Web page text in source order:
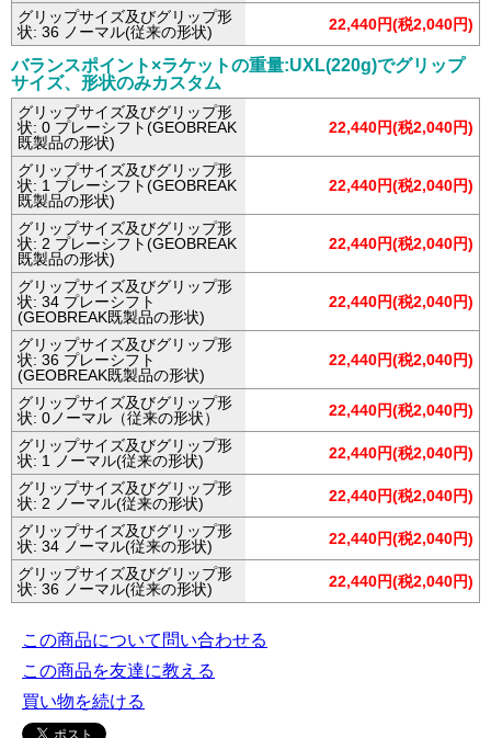
グリップサイズ及びグリップ形
状: 36 ノーマル(従来の形状)
22,440円(税2,040円)
バランスポイント×ラケットの重量:UXL(220g)でグリップ
サイズ、形状のみカスタム
グリップサイズ及びグリップ形
状: 0 プレーシフト(GEOBREAK
既製品の形状)
22,440円(税2,040円)
グリップサイズ及びグリップ形
状: 1 プレーシフト(GEOBREAK
既製品の形状)
22,440円(税2,040円)
グリップサイズ及びグリップ形
状: 2 プレーシフト(GEOBREAK
既製品の形状)
22,440円(税2,040円)
グリップサイズ及びグリップ形
状: 34 プレーシフト
(GEOBREAK既製品の形状)
22,440円(税2,040円)
グリップサイズ及びグリップ形
状: 36 プレーシフト
(GEOBREAK既製品の形状)
22,440円(税2,040円)
グリップサイズ及びグリップ形
状: 0ノーマル（従来の形状）
22,440円(税2,040円)
グリップサイズ及びグリップ形
状: 1 ノーマル(従来の形状)
22,440円(税2,040円)
グリップサイズ及びグリップ形
状: 2 ノーマル(従来の形状)
22,440円(税2,040円)
グリップサイズ及びグリップ形
状: 34 ノーマル(従来の形状)
22,440円(税2,040円)
グリップサイズ及びグリップ形
状: 36 ノーマル(従来の形状)
22,440円(税2,040円)
この商品について問い合わせる
この商品を友達に教える
買い物を続ける